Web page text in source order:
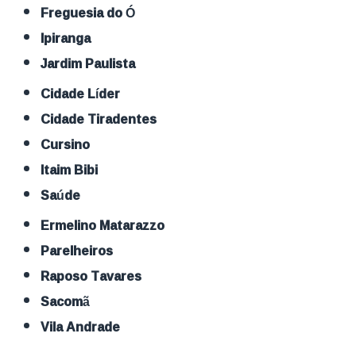
Freguesia do Ó
Ipiranga
Jardim Paulista
Cidade Líder
Cidade Tiradentes
Cursino
Itaim Bibi
Saúde
Ermelino Matarazzo
Parelheiros
Raposo Tavares
Sacomã
Vila Andrade